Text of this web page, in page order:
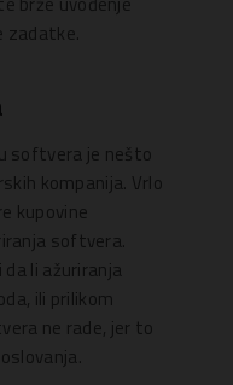
zadatke.
softvera je nešto
kompanija. Vrlo
kupovine
softvera.
li ažuriranja
ili prilikom
ne rade, jer to